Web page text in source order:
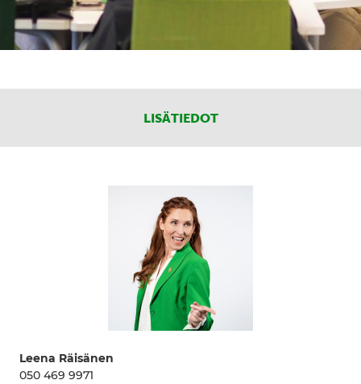
LISÄTIEDOT
Leena Räisänen
050 469 9971